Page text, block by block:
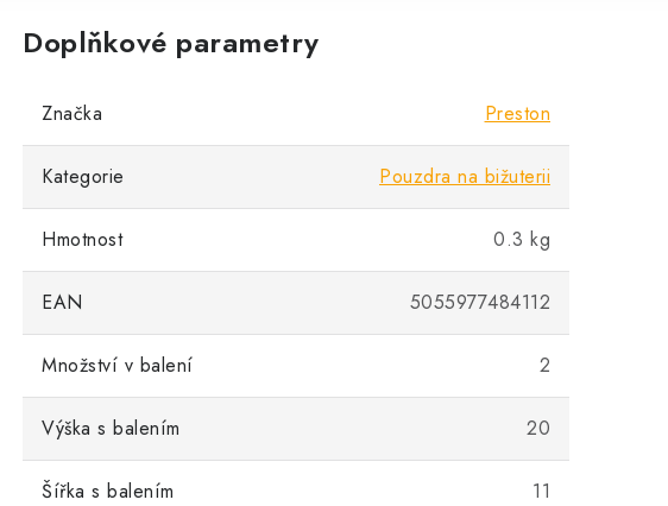
Doplňkové parametry
Značka Preston
Kategorie Pouzdra na bižuterii
Hmotnost 0.3 kg
EAN 5055977484112
Množství v balení 2
Výška s balením 20
Šířka s balením 11